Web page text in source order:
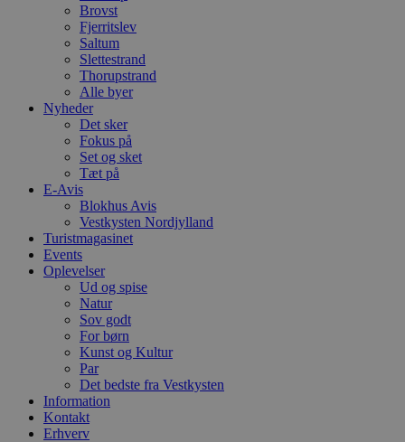
Brovst
Fjerritslev
Saltum
Slettestrand
Thorupstrand
Alle byer
Nyheder
Det sker
Fokus på
Set og sket
Tæt på
E-Avis
Blokhus Avis
Vestkysten Nordjylland
Turistmagasinet
Events
Oplevelser
Ud og spise
Natur
Sov godt
For børn
Kunst og Kultur
Par
Det bedste fra Vestkysten
Information
Kontakt
Erhverv